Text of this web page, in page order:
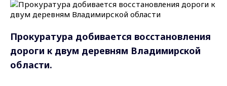
Прокуратура добивается восстановления
дороги к двум деревням Владимирской
области.